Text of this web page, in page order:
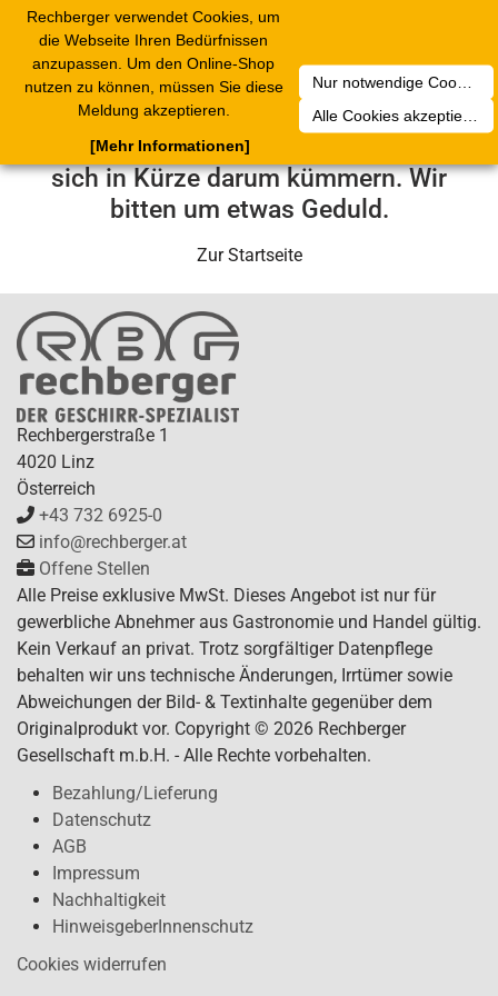
Rechberger verwendet Cookies, um
die Webseite Ihren Bedürfnissen
anzupassen. Um den Online-Shop
nutzen zu können, müssen Sie diese
Meldung akzeptieren.
Nur notwendige Cookies akzeptieren
Alle Cookies akzeptieren
[Mehr Informationen]
Leider ist ein technischer Fehler
aufgetreten. Unser Service-Team wird
sich in Kürze darum kümmern. Wir
bitten um etwas Geduld.
Zur Startseite
Rechbergerstraße 1
4020 Linz
Österreich
+43 732 6925-0
info@rechberger.at
Offene Stellen
Alle Preise exklusive MwSt. Dieses Angebot ist nur für
gewerbliche Abnehmer aus Gastronomie und Handel gültig.
Kein Verkauf an privat. Trotz sorgfältiger Datenpflege
behalten wir uns technische Änderungen, Irrtümer sowie
Abweichungen der Bild- & Textinhalte gegenüber dem
Originalprodukt vor. Copyright © 2026 Rechberger
Gesellschaft m.b.H. - Alle Rechte vorbehalten.
Bezahlung/Lieferung
Datenschutz
AGB
Impressum
Nachhaltigkeit
HinweisgeberInnenschutz
Cookies widerrufen